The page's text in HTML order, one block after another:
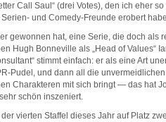
Call Saul“ (drei Votes), den ich eher
und Comedy-Freunde erobert
gewonnen hat, eine Serie, die doch als
Hugh Bonneville als „Head of Values“
stimmt einfach: er als eine Art
Pudel, und dann all die
Charakteren mit sich bringt — das hat
schön inszeniert.
der vierten Staffel dieses Jahr auf Platz